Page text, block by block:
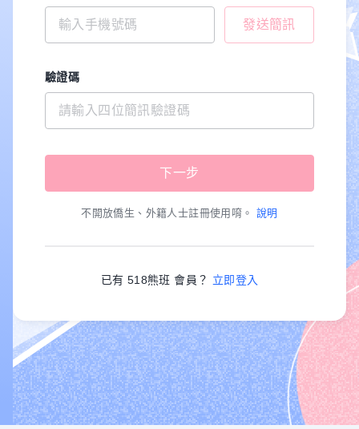
發送簡訊
驗證碼
不開放僑生、外籍人士註冊使用唷。 說明
已有 518熊班 會員？ 立即登入